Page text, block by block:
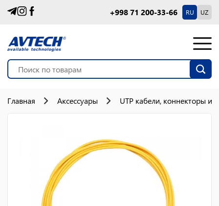
+998 71 200-33-66 RU UZ
Главная Аксессуары UTP кабели, коннекторы и